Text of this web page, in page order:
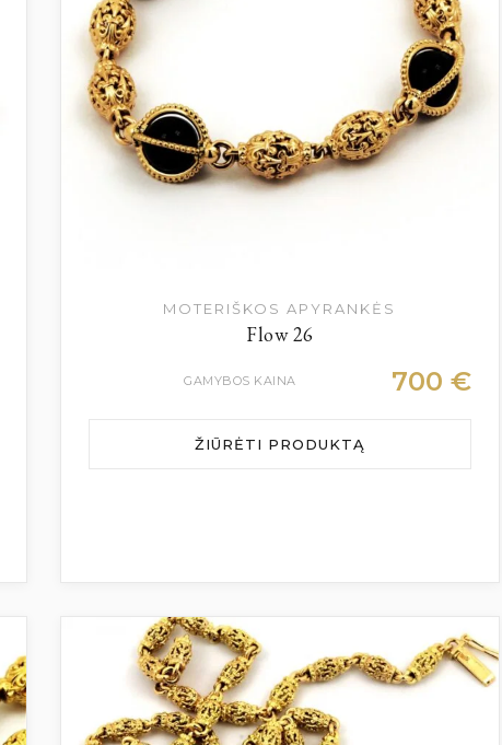
MOTERIŠKOS APYRANKĖS
Flow 26
GAMYBOS KAINA 700 €
ŽIŪRĖTI PRODUKTĄ